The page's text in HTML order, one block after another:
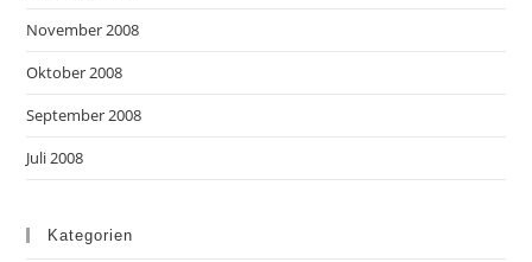
November 2008
Oktober 2008
September 2008
Juli 2008
Kategorien